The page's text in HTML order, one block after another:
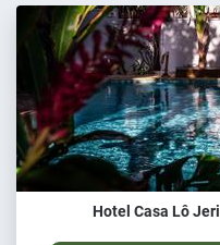
Hotel Casa Lô Jeri